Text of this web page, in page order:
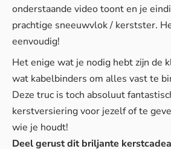
onderstaande video toont en je
prachtige sneeuwvlok / kerstster.
eenvoudig!
Het enige wat je nodig hebt zijn de
wat kabelbinders om alles vast te
Deze truc is toch absoluut
kerstversiering voor jezelf of te
wie je houdt!
Deel gerust dit briljante